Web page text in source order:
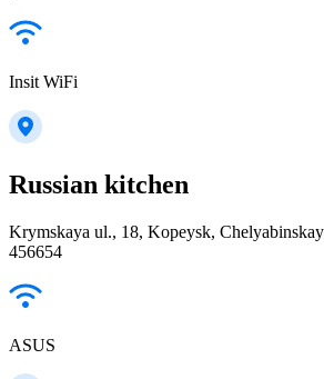
Insit WiFi
Russian kitchen
Krymskaya ul., 18, Kopeysk,
456654
ASUS